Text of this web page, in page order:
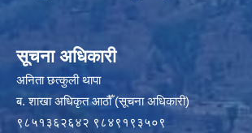
सूचना अधिकारी
अनिता छत्कुली थापा
ब. शाखा अधिकृत आठौँ (सूचना अधिकारी)
९८५१३६२६४२ ९८४९१९३५०९